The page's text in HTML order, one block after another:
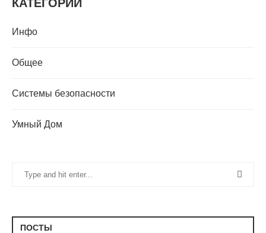
Инфо
Общее
Системы безопасности
Умный Дом
ПОСТЫ